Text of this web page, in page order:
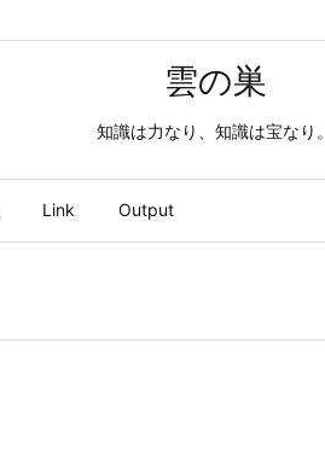
雲の巣
知識は力なり、知識は宝なり。
Link Output